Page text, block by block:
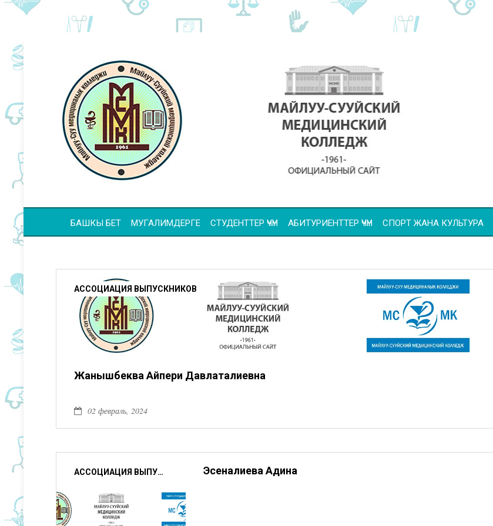
БАШКЫ БЕТ МУГАЛИМДЕРГЕ СТУДЕНТТЕР ҮЧҮН АБИТУРИЕНТТЕР ҮЧҮН СПОРТ ЖАНА КУЛЬТУРА
АССОЦИАЦИЯ ВЫПУСКНИКОВ
Жанышбеква Айпери Давлаталиевна
02 февраль, 2024
АССОЦИАЦИЯ ВЫПУСКНИКОВ Эсеналиева Адина